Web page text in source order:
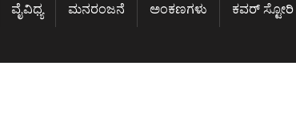
ವೈವಿಧ್ಯ ಮನರಂಜನೆ ಅಂಕಣಗಳು ಕವರ್ ಸ್ಟೋರಿ